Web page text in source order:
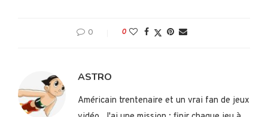
0 0
ASTRO
Américain trentenaire et un vrai fan de jeux